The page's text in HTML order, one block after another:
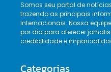
Somos seu portal de
trazendo as principais
internacionais. Nossa
por dia para oferecer
credibilidade e
Categorias